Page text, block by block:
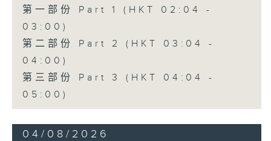
第一部份 Part 1 (HKT 02:04 -
03:00)
第二部份 Part 2 (HKT 03:04 -
04:00)
第三部份 Part 3 (HKT 04:04 -
05:00)
04/08/2026